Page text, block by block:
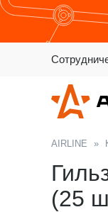
AIRLINE »
(25